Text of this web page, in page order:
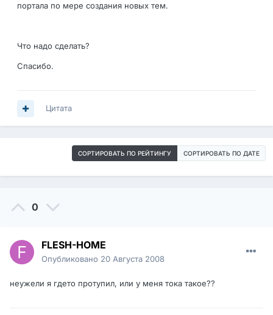
портала по мере создания новых тем.
Что надо сделать?
Спасибо.
Цитата
СОРТИРОВАТЬ ПО РЕЙТИНГУ СОРТИРОВАТЬ ПО ДАТЕ
0
FLESH-HOME
Опубликовано 20 Августа 2008
неужели я гдето протупил, или у меня тока такое??